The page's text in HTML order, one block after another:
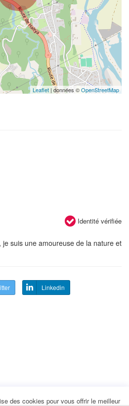
Leaflet | données ©OpenStreetMap
Identité vérifiée
suis une amoureuse de la nature et
Linkedin
des cookies pour vous offrir le meilleur